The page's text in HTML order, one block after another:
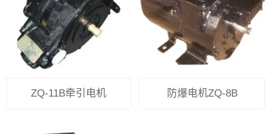
ZQ-11B牵引电机 防爆电机ZQ-8B